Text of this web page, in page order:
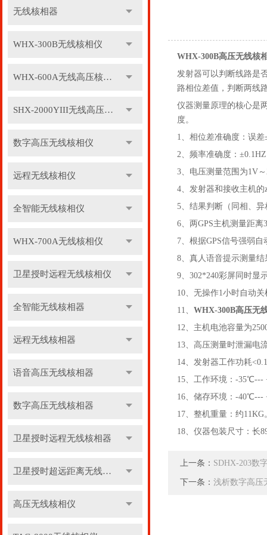
无线核相器
WHX-300B无线核相仪
WHX-600A无线高压核相仪
SHX-2000YIII无线高压核相仪
数字高压无线核相仪
远程无线核相仪
全智能无线核相仪
WHX-700A无线核相仪
卫星授时远程无线核相仪
全智能无线核相器
远程无线核相器
语音高压无线核相器
数字高压无线核相器
卫星授时远程无线核相器
卫星授时超远距离无线核相器
高压无线核相仪
WHX-300B高压无线核
发射器可以判断线路是
路相位差值，判断两线
仪器测量原理的核心是
度。
1、相位差准确度：误差
2、频率准确度：
3、电压测量范围为1V
4、发射器和接收主机
5、结果判断（同相、
6、两GPS主机测量距离
7、根据GPS信号强弱
8、真人语音提示测量
9、302*240彩屏同时显
10、无操作1小时自动关
11、 WHX-300B高压无
12、主机电池容量为
13、高压测量时泄漏电
14、发射器工作功耗
15、工作环境：-35℃---
16、储存环境：-40℃---
17、整机重量：约11KG
18、仪器包装尺寸：长
上一条： SDHX-203数
下一条： 浅析数字高压